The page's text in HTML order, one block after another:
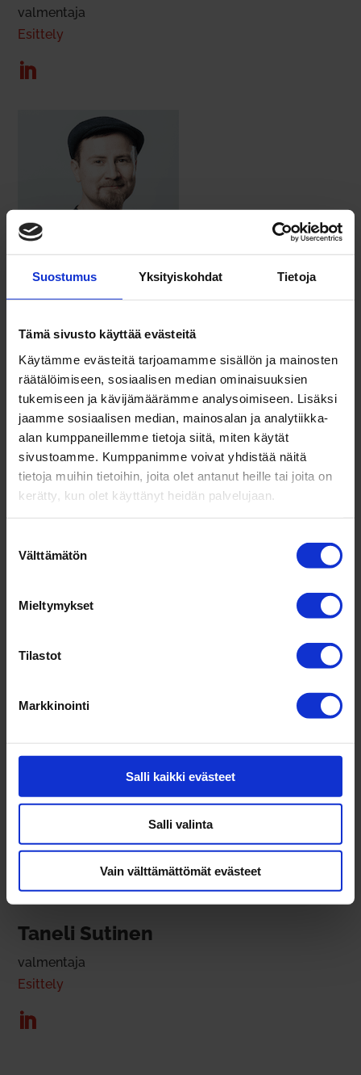
Suostumus Yksityiskohdat Tietoja
Tämä sivusto käyttää evästeitä
Käytämme evästeitä tarjoamamme sisällön ja mainosten
räätälöimiseen, sosiaalisen median ominaisuuksien
tukemiseen ja kävijämäärämme analysoimiseen. Lisäksi
jaamme sosiaalisen median, mainosalan ja analytiikka-
alan kumppaneillemme tietoja siitä, miten käytät
sivustoamme. Kumppanimme voivat yhdistää näitä
tietoja muihin tietoihin, joita olet antanut heille tai joita on
kerätty, kun olet käyttänyt heidän palvelujaan.
valinta
Välttämätön
Mieltymykset
Tilastot
Markkinointi
Salli kaikki evästeet
Salli valinta
Vain välttämättömät evästeet
val­mentaja
Esittely
Tuomas Mik­konen
val­mentaja
Niina Pal­munen
Esittely
Taneli Sutinen
val­mentaja
Esittely